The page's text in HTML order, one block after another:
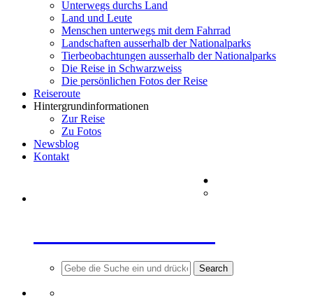
WORLD TRACES